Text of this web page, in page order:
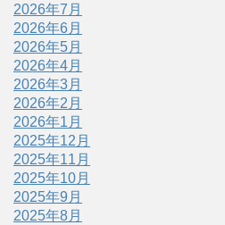
2026年7月
2026年6月
2026年5月
2026年4月
2026年3月
2026年2月
2026年1月
2025年12月
2025年11月
2025年10月
2025年9月
2025年8月